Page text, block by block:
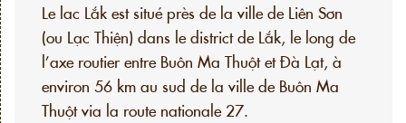
Le lac Lắk est situé près de la ville de Liên Sơn
(ou Lạc Thiện) dans le district de Lắk, le long de
l’axe routier entre Buôn Ma Thuột et Đà Lạt, à
environ 56 km au sud de la ville de Buôn Ma
Thuột via la route nationale 27.